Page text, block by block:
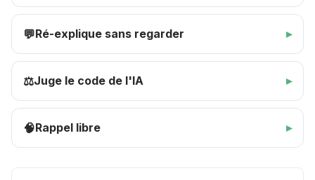
💬Ré-explique sans regarder
⚖️Juge le code de l'IA
🧠Rappel libre